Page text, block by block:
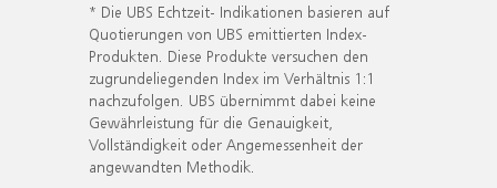
* Die UBS Echtzeit- Indikationen basieren auf
Quotierungen von UBS emittierten Index-
Produkten. Diese Produkte versuchen den
zugrundeliegenden Index im Verhältnis 1:1
nachzufolgen. UBS übernimmt dabei keine
Gewährleistung für die Genauigkeit,
Vollständigkeit oder Angemessenheit der
angewandten Methodik.